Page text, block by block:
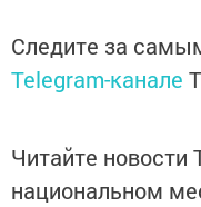
Следите за
Telegram-канале
Читайте новости
национальном